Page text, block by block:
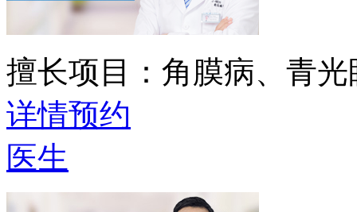
擅长项目： 角膜病、青
详情预约
医生